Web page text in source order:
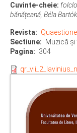
Cuvinte-cheie:
bănățeană, Béla Bartók.
Revista
Sectiune
Muzică și
Pagina
304